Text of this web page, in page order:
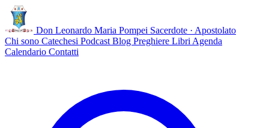
Don Leonardo Maria Pompei Sacerdote · Apostolato
Chi sono Catechesi Podcast Blog Preghiere Libri Agenda
Calendario Contatti